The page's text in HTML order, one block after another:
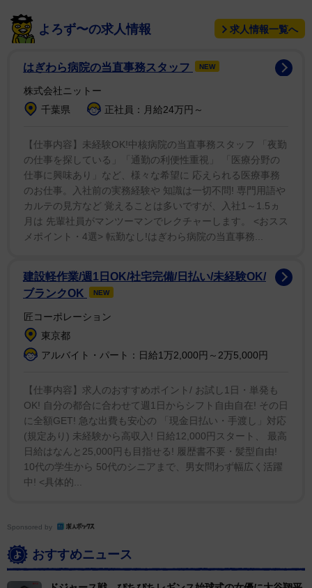
が、本人は歌っていないので」と解説。この豊田のデビ
ューシングル「男のいる街」は作曲家・吉田正が手がけ
てヒットしている。
６０年代には王貞治（巨人）が当時の人気アイドル・
本間千代子とデュエットした「白いボール」（６５年発
代にかけて。つまり「昭和５０年代」だ。歌謡曲がまだ
〝流行歌〟として老若男女に共有された時代。野球選手
だけでなく、大相撲の力士やプロレスラーらもレコード
を出していた。
「レコード会社も上り調子で、人気者であれば選手にも
声を掛けた。今でこそ様々な球団オフィシャルグッズが
して選手のレコードを買う部分もあったのではないでし
ょうか。阪神の掛布が一軍に定着して人気選手になった
ンチャートに入るくらいヒットしました」とリアルタイ
ム世代として指摘した。
選手の音盤は平成（９０年代）に入ってもＣＤで存続
した。
が９４年にＣＤ発売。その衝撃的な歌声が話題になっ
よろず〜の求人情報 求人情報一覧へ
はぎわら病院の当直事務スタッフ NEW
株式会社ニットー
千葉県
正社員：月給24万円～
【仕事内容】未経験OK!中核病院の当直事務スタッフ 「夜勤
の仕事を探している」「通勤の利便性重視」 「医療分野の
仕事に興味あり」など、様々な希望に 応えられる医療事務
のお仕事。入社前の実務経験や 知識は一切不問! 専門用語や
カルテの見方など 覚えることは多いですが、入社1～1.5ヵ
月は 先輩社員がマンツーマンでレクチャーします。 <おスス
メポイント・4選> 転勤なし!はぎわら病院の当直事務...
建設軽作業/週1日OK/社宅完備/日払い/未経験OK/
ブランクOK
NEW
匠コーポレーション
東京都
アルバイト・パート：日給1万2,000円～2万5,000円
【仕事内容】求人のおすすめポイント/ お試し1日・単発も
OK! 自分の都合に合わせて週1日からシフト自由自在! その日
に全額GET! 急な出費も安心の 「現金日払い・手渡し」対応
(規定あり) 未経験から高収入! 日給12,000円スタート、 最高
日給はなんと25,000円も目指せる! 履歴書不要・髪型自由!
10代の学生から 50代のシニアまで、男女問わず幅広く活躍
中! <具体的...
Sponsored by
おすすめニュース